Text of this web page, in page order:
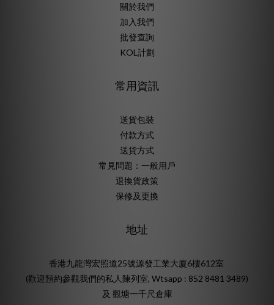
關於我們
加入我們
批發查詢
KOL計劃
常用資訊
送貨包裝
付款方式
送貨方式
常見問題：一般用戶
退換貨政策
保修及更換
地址
香港九龍灣宏照道25號源發工業大廈6樓612室
(歡迎預約參觀我們的私人陳列室, Wtsapp : 852 8481 3489)
及 觀塘一千尺倉庫